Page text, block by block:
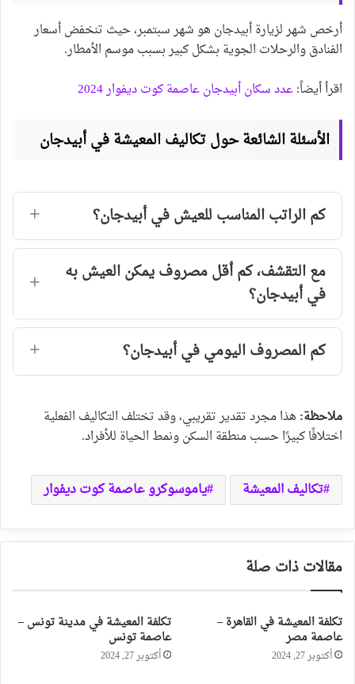
أرخص شهر لزيارة أبيدجان هو شهر سبتمبر، حيث تنخفض أسعار
الفنادق والرحلات الجوية بشكل كبير بسبب موسم الأمطار.
اقرأ أيضاً:عدد سكان أبيدجان عاصمة كوت ديفوار 2024
الأسئلة الشائعة حول تكاليف المعيشة في أبيدجان
كم الراتب المناسب للعيش في أبيدجان؟
مع التقشف، كم أقل مصروف يمكن العيش به
في أبيدجان؟
كم المصروف اليومي في أبيدجان؟
ملاحظة: هذا مجرد تقدير تقريبي، وقد تختلف التكاليف الفعلية
اختلافًا كبيرًا حسب منطقة السكن ونمط الحياة للأفراد.
تكاليف المعيشة ياموسوكرو عاصمة كوت ديفوار
مقالات ذات صلة
تكلفة المعيشة في القاهرة –
عاصمة مصر
أكتوبر 27, 2024
تكلفة المعيشة في مدينة تونس –
عاصمة تونس
أكتوبر 27, 2024